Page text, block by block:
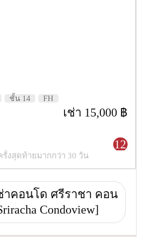
ชั้น 14 FH
เช่า 15,000 ฿
12
รั้งสุดท้ายมากกว่า 30 วัน
าคอนโด ศรีราชา คอน
Condoview]